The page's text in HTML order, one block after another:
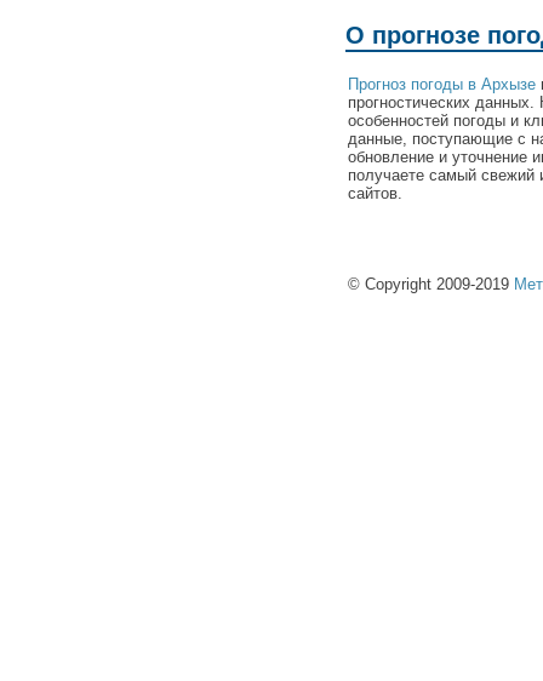
О прогнозе
Прогноз погоды в Архызе
прогностических
особенностей погоды и
данные, поступающие с
обновление и уточнение
получаете самый свежий
сайтов.
© Copyright 2009-2019